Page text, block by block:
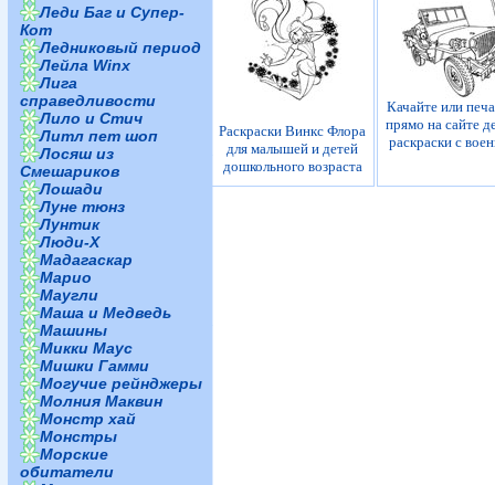
Леди Баг и Супер-
Кот
Ледниковый период
Лейла Winx
Лига
справедливости
Лило и Стич
Литл пет шоп
Лосяш из
Смешариков
Лошади
Луне тюнз
Лунтик
Люди-Х
Мадагаскар
Марио
Маугли
Маша и Медведь
Машины
Микки Маус
Мишки Гамми
Могучие рейнджеры
Молния Маквин
Монстр хай
Монстры
Морские
обитатели
Раскраски Винкс Флора
для малышей и детей
дошкольного возраста
Качайте или
прямо на сайте
раскраски с